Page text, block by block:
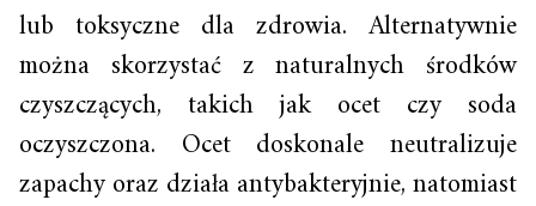
lub toksyczne dla zdrowia. Alternatywnie
można skorzystać z naturalnych środków
czyszczących, takich jak ocet czy soda
oczyszczona. Ocet doskonale neutralizuje
zapachy oraz działa antybakteryjnie, natomiast